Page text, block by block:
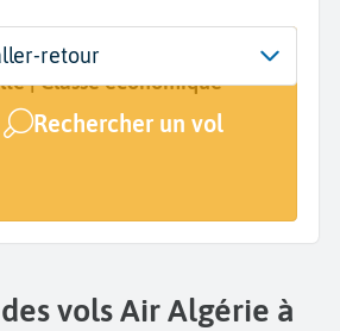
Mérignac (BOD)
de votre voyage
| Classe
| Classe économique
Rechercher un vol
retour
vols Air Algérie à